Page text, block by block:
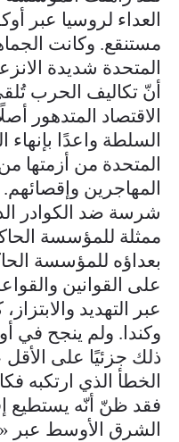
العداء لروسيا عبر
مستنقع. وكانت
المتحدة شديدة
أنّ تكاليف الحرب
الاقتصاد المتدهور
السلطة واعدًا بإنهاء
المتحدة من أزمتها
المهاجرين
شرسة ضد الكوادر
ممثلة للمؤسسة
بعداؤه للمؤسسة
على القوانين
عبر التهديد
وكندا. ولم ينجح في
ذلك جزئيًا على
الخطأ الذي ارتكبه
فقد ظنّ أنّه يستطيع
الشرق الأوسط عبر